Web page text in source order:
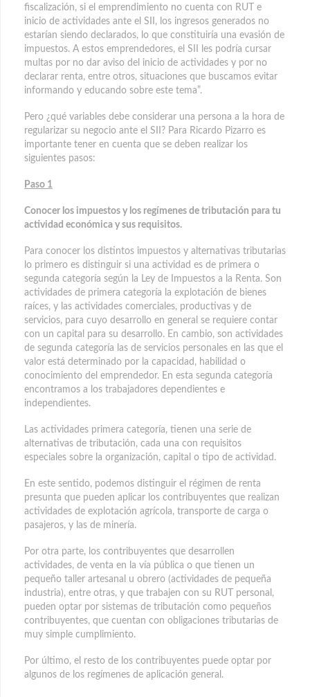
fiscalización, si el emprendimiento no cuenta con RUT e
inicio de actividades ante el SII, los ingresos generados no
estarían siendo declarados, lo que constituiría una evasión de
impuestos. A estos emprendedores, el SII les podría cursar
multas por no dar aviso del inicio de actividades y por no
declarar renta, entre otros, situaciones que buscamos evitar
informando y educando sobre este tema”.
Pero ¿qué variables debe considerar una persona a la hora de
regularizar su negocio ante el SII? Para Ricardo Pizarro es
importante tener en cuenta que se deben realizar los
siguientes pasos:
Paso 1
Conocer los impuestos y los regímenes de tributación para tu
actividad económica y sus requisitos.
Para conocer los distintos impuestos y alternativas tributarias
lo primero es distinguir si una actividad es de primera o
segunda categoría según la Ley de Impuestos a la Renta. Son
actividades de primera categoría la explotación de bienes
raíces, y las actividades comerciales, productivas y de
servicios, para cuyo desarrollo en general se requiere contar
con un capital para su desarrollo. En cambio, son actividades
de segunda categoría las de servicios personales en las que el
valor está determinado por la capacidad, habilidad o
conocimiento del emprendedor. En esta segunda categoría
encontramos a los trabajadores dependientes e
independientes.
Las actividades primera categoría, tienen una serie de
alternativas de tributación, cada una con requisitos
especiales sobre la organización, capital o tipo de actividad.
En este sentido, podemos distinguir el régimen de renta
presunta que pueden aplicar los contribuyentes que realizan
actividades de explotación agrícola, transporte de carga o
pasajeros, y las de minería.
Por otra parte, los contribuyentes que desarrollen
actividades, de venta en la vía pública o que tienen un
pequeño taller artesanal u obrero (actividades de pequeña
industria), entre otras, y que trabajen con su RUT personal,
pueden optar por sistemas de tributación como pequeños
contribuyentes, que cuentan con obligaciones tributarias de
muy simple cumplimiento.
Por último, el resto de los contribuyentes puede optar por
algunos de los regímenes de aplicación general.